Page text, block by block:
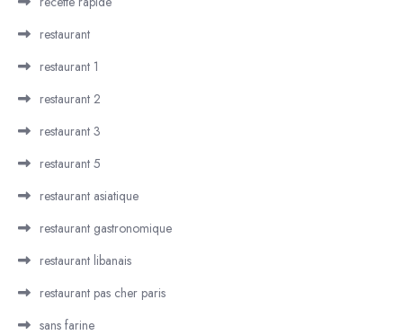
restaurant
restaurant 1
restaurant 2
restaurant 3
restaurant 5
restaurant asiatique
restaurant gastronomique
restaurant libanais
restaurant pas cher paris
sans farine